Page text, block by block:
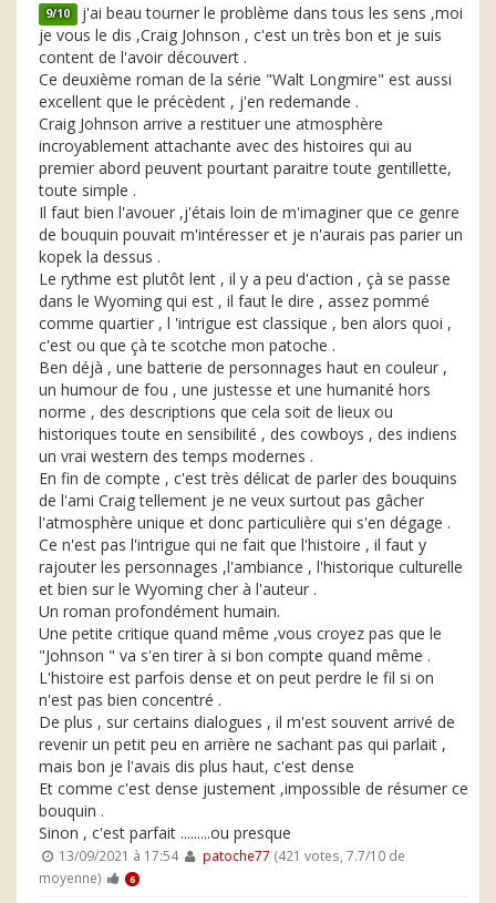
9/10 j'ai beau tourner le problème dans tous les sens ,moi
je vous le dis ,Craig Johnson , c'est un très bon et je suis
content de l'avoir découvert .
Ce deuxième roman de la série "Walt Longmire" est aussi
excellent que le précèdent , j'en redemande .
Craig Johnson arrive a restituer une atmosphère
incroyablement attachante avec des histoires qui au
premier abord peuvent pourtant paraitre toute gentillette,
toute simple .
Il faut bien l'avouer ,j'étais loin de m'imaginer que ce genre
de bouquin pouvait m'intéresser et je n'aurais pas parier un
kopek la dessus .
Le rythme est plutôt lent , il y a peu d'action , çà se passe
dans le Wyoming qui est , il faut le dire , assez pommé
comme quartier , l 'intrigue est classique , ben alors quoi ,
c'est ou que çà te scotche mon patoche .
Ben déjà , une batterie de personnages haut en couleur ,
un humour de fou , une justesse et une humanité hors
norme , des descriptions que cela soit de lieux ou
historiques toute en sensibilité , des cowboys , des indiens
un vrai western des temps modernes .
En fin de compte , c'est très délicat de parler des bouquins
de l'ami Craig tellement je ne veux surtout pas gâcher
l'atmosphère unique et donc particulière qui s'en dégage .
Ce n'est pas l'intrigue qui ne fait que l'histoire , il faut y
rajouter les personnages ,l'ambiance , l'historique culturelle
et bien sur le Wyoming cher à l'auteur .
Un roman profondément humain.
Une petite critique quand même ,vous croyez pas que le
"Johnson " va s'en tirer à si bon compte quand même .
L'histoire est parfois dense et on peut perdre le fil si on
n'est pas bien concentré .
De plus , sur certains dialogues , il m'est souvent arrivé de
revenir un petit peu en arrière ne sachant pas qui parlait ,
mais bon je l'avais dis plus haut, c'est dense
Et comme c'est dense justement ,impossible de résumer ce
bouquin .
Sinon , c'est parfait .........ou presque
13/09/2021 à 17:54 patoche77 (421 votes, 7.7/10 de
moyenne)
6